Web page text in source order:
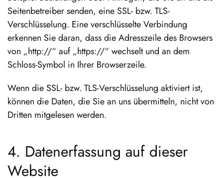
Seitenbetreiber senden, eine SSL- bzw. TLS-
Verschlüsselung. Eine verschlüsselte Verbindung
erkennen Sie daran, dass die Adresszeile des Browsers
von „http://“ auf „https://“ wechselt und an dem
Schloss-Symbol in Ihrer Browserzeile.
Wenn die SSL- bzw. TLS-Verschlüsselung aktiviert ist,
können die Daten, die Sie an uns übermitteln, nicht von
Dritten mitgelesen werden.
4. Datenerfassung auf dieser
Website